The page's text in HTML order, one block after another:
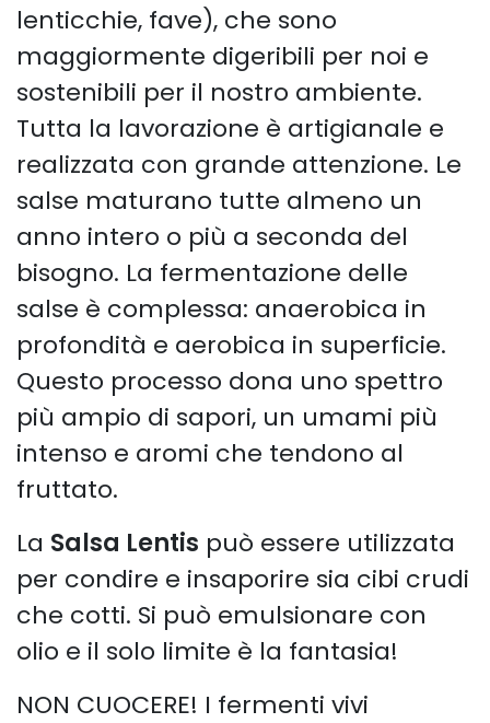
lenticchie, fave), che sono
maggiormente digeribili per noi e
sostenibili per il nostro ambiente.
Tutta la lavorazione è artigianale e
realizzata con grande attenzione. Le
salse maturano tutte almeno un
anno intero o più a seconda del
bisogno. La fermentazione delle
salse è complessa: anaerobica in
profondità e aerobica in superficie.
Questo processo dona uno spettro
più ampio di sapori, un umami più
intenso e aromi che tendono al
fruttato.
La Salsa Lentis può essere utilizzata
per condire e insaporire sia cibi crudi
che cotti. Si può emulsionare con
olio e il solo limite è la fantasia!
NON CUOCERE! I fermenti vivi